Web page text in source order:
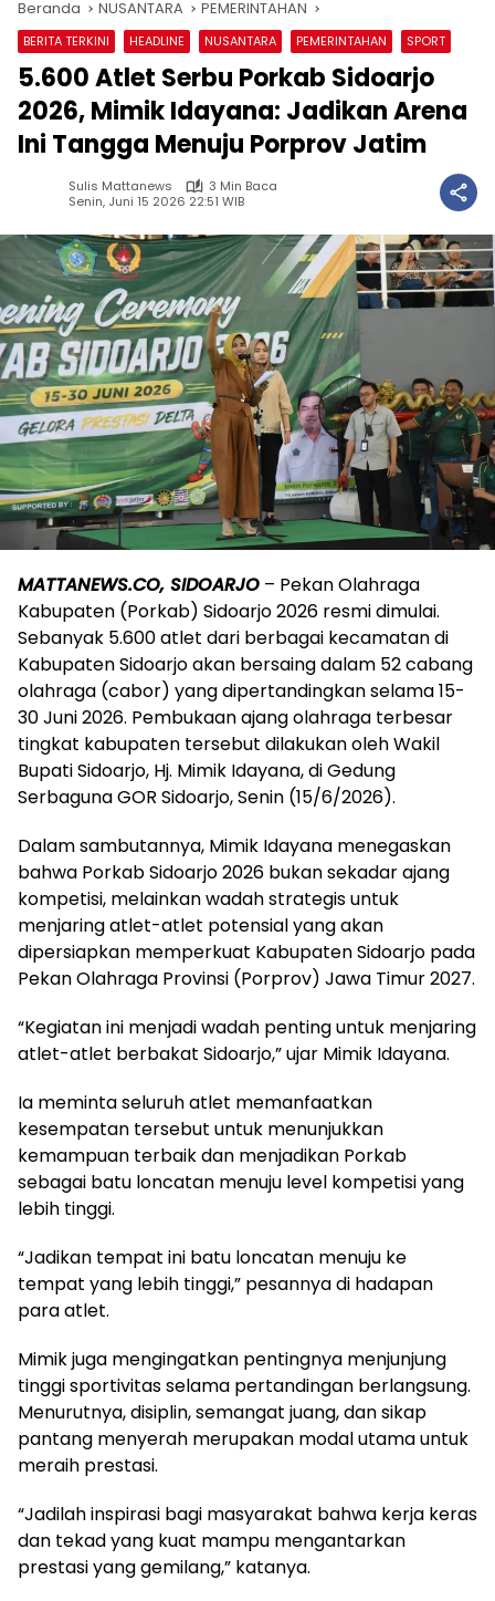
Beranda NUSANTARA PEMERINTAHAN
BERITA TERKINI HEADLINE NUSANTARA PEMERINTAHAN SPORT
5.600 Atlet Serbu Porkab Sidoarjo
2026, Mimik Idayana: Jadikan Arena
Ini Tangga Menuju Porprov Jatim
Sulis Mattanews
3 Min Baca
Senin, Juni 15 2026 22:51 WIB
MATTANEWS.CO, SIDOARJO – Pekan Olahraga
Kabupaten (Porkab) Sidoarjo 2026 resmi dimulai.
Sebanyak 5.600 atlet dari berbagai kecamatan di
Kabupaten Sidoarjo akan bersaing dalam 52 cabang
olahraga (cabor) yang dipertandingkan selama 15-
30 Juni 2026. Pembukaan ajang olahraga terbesar
tingkat kabupaten tersebut dilakukan oleh Wakil
Bupati Sidoarjo, Hj. Mimik Idayana, di Gedung
Serbaguna GOR Sidoarjo, Senin (15/6/2026).
Dalam sambutannya, Mimik Idayana menegaskan
bahwa Porkab Sidoarjo 2026 bukan sekadar ajang
kompetisi, melainkan wadah strategis untuk
menjaring atlet-atlet potensial yang akan
dipersiapkan memperkuat Kabupaten Sidoarjo pada
Pekan Olahraga Provinsi (Porprov) Jawa Timur 2027.
“Kegiatan ini menjadi wadah penting untuk menjaring
atlet-atlet berbakat Sidoarjo,” ujar Mimik Idayana.
Ia meminta seluruh atlet memanfaatkan
kesempatan tersebut untuk menunjukkan
kemampuan terbaik dan menjadikan Porkab
sebagai batu loncatan menuju level kompetisi yang
lebih tinggi.
“Jadikan tempat ini batu loncatan menuju ke
tempat yang lebih tinggi,” pesannya di hadapan
para atlet.
Mimik juga mengingatkan pentingnya menjunjung
tinggi sportivitas selama pertandingan berlangsung.
Menurutnya, disiplin, semangat juang, dan sikap
pantang menyerah merupakan modal utama untuk
meraih prestasi.
“Jadilah inspirasi bagi masyarakat bahwa kerja keras
dan tekad yang kuat mampu mengantarkan
prestasi yang gemilang,” katanya.